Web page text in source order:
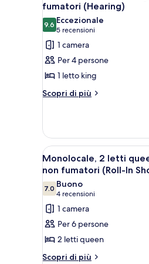
king,
fumatori
le
foto
per
Monolocale,
1
letto
king,
disabili,
non
fumatori
(Hearing)
fumatori (Hearing)
9.69.6 su 10
Eccezionale
5 recensioni
(5
recensioni)
1 camera
Per 4 persone
1 letto king
Scopri di più
Altri
1
letto
king,
accessibile
disabili,
non
fumatori
(Hearing)
Apri
tutte
le
foto
per
Monolocale,
2
letti
queen,
7
Monolocale, 2 letti
non fumatori (Roll-In
7.07.0 su 10
Buono
4 recensioni
(4
recensioni)
1 camera
Per 6 persone
2 letti queen
Scopri di più
Altri